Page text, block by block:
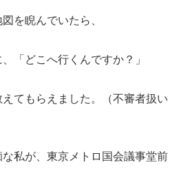
を睨んでいたら、
「どこへ行くんですか？」
てもらえました。（不審者扱い
私が、東京メトロ国会議事堂前